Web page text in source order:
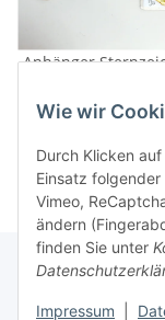
Wie wir
Durch Klicken
Einsatz folgender
Vimeo,
ändern
finden Sie unter
Impressum
Anhänger
ES, inkl. "Sack &
Preise nach
Informationen